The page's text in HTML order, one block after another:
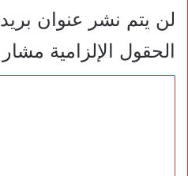
لن يتم نشر عنوان
الحقول الإلزامية مشار